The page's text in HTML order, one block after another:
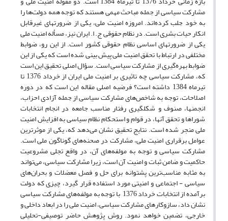
مشارکت سیاسی از جمله مباحث مهمی هستند که توجه همه دولت‌ها را
به خود جلب کرده‌اند. امروزه امنیت ملی، یکی از ضرورت­های غیرقابل
انکار حیات بشری است. در نظام حقوقی ج. ا. ایران نیز، مسأله امنیت ملی
یکی از ضرورت­های اساسی نظام حقوقی کشور است. از این ­رو، ضوابط
مختلفی در ارتباط با تحقق امنیت ملی پیش بینی شده است که یکی از این
ضوابط بهره‌گیری از مشارکت سیاسی است. سؤال اصلی تحقیق این است
که، مشارکت سیاسی چه تاثیری بر امنیت ملی ایران از خرداد 1376 تا
تیرماه 1384 داشته است؟ فرضیه اصلی مقاله این است که در دوره
اصلاحات، توجه به ‌شاخص‌های مشارکت سیاسی از جمله آزادی احزاب،
انجمن­ها، صنوف و شکل­گیری رفتار مناسب جامعه در انجام انتخابات
شوراها و تحقق آنها، در قوام و استحکام نظام سیاسی به افزایش امنیت
ملی منجر شده است. نتایج تحقیق نشان می‌دهد که، یکی از موثرترین
عوامل برقراری امنیت ملی، مشارکت در صحنه‌های گوناگون ملی است.
مشارکت سیاسی و توجه به مولفه‌های آن، در واقع تجلی مشروعیت
حاکمیت و ضامن ثبات و امنیت آن است، زیرا مشارکت سیاسی، می‌تواند
به مثابه مناسب‌ترین پشتوانه برای حل و فصل معضلات و بحران‌های
سیاسی - اجتماعی و امنیتی مورد استفاده قرار گیرد، چیزی که دولت
برآمده از انتخابات خرداد 1376 با توجه به مولفه‌های مشارکت سیاسی
نشان داد، سازوکارهای مشارکت سیاسی، امنیت ملی را در ابعاد داخلی و
خارجی، تضمین خواهد نمود. روش پژوهش حاضر توصیفی-تحلیلی